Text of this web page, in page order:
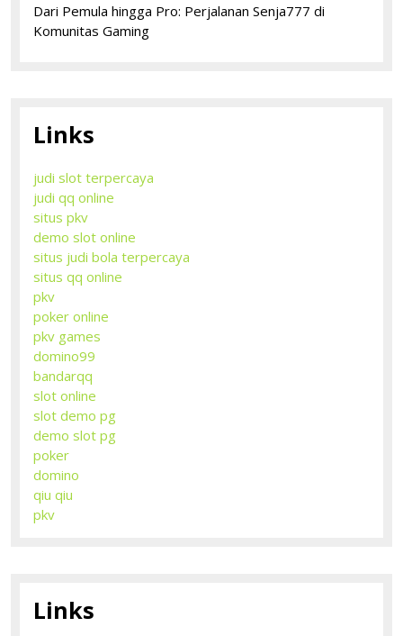
Dari Pemula hingga Pro: Perjalanan Senja777 di
Komunitas Gaming
Links
judi slot terpercaya
judi qq online
situs pkv
demo slot online
situs judi bola terpercaya
situs qq online
pkv
poker online
pkv games
domino99
bandarqq
slot online
slot demo pg
demo slot pg
poker
domino
qiu qiu
pkv
Links